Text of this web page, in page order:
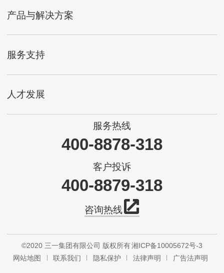
产品与解决方案
服务支持
人才发展
服务热线
400-8878-318
客户投诉
400-8879-318
咨询热线
©2020 三一集团有限公司 版权所有湘ICP备10005672号-3
网站地图
联系我们 隐私保护 法律声明 广告法声明